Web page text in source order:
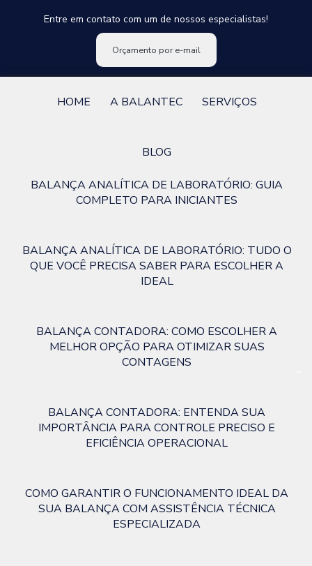
Entre em contato com um de nossos especialistas!
Orçamento por e-mail
HOME A BALANTEC SERVIÇOS
BLOG
BALANÇA ANALÍTICA DE LABORATÓRIO: GUIA
COMPLETO PARA INICIANTES
BALANÇA ANALÍTICA DE LABORATÓRIO: TUDO O
QUE VOCÊ PRECISA SABER PARA ESCOLHER A
IDEAL
BALANÇA CONTADORA: COMO ESCOLHER A
MELHOR OPÇÃO PARA OTIMIZAR SUAS
CONTAGENS
BALANÇA CONTADORA: ENTENDA SUA
IMPORTÂNCIA PARA CONTROLE PRECISO E
EFICIÊNCIA OPERACIONAL
COMO GARANTIR O FUNCIONAMENTO IDEAL DA
SUA BALANÇA COM ASSISTÊNCIA TÉCNICA
ESPECIALIZADA